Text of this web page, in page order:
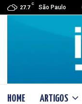
27.7
C
São Paulo
HOME ARTIGOS